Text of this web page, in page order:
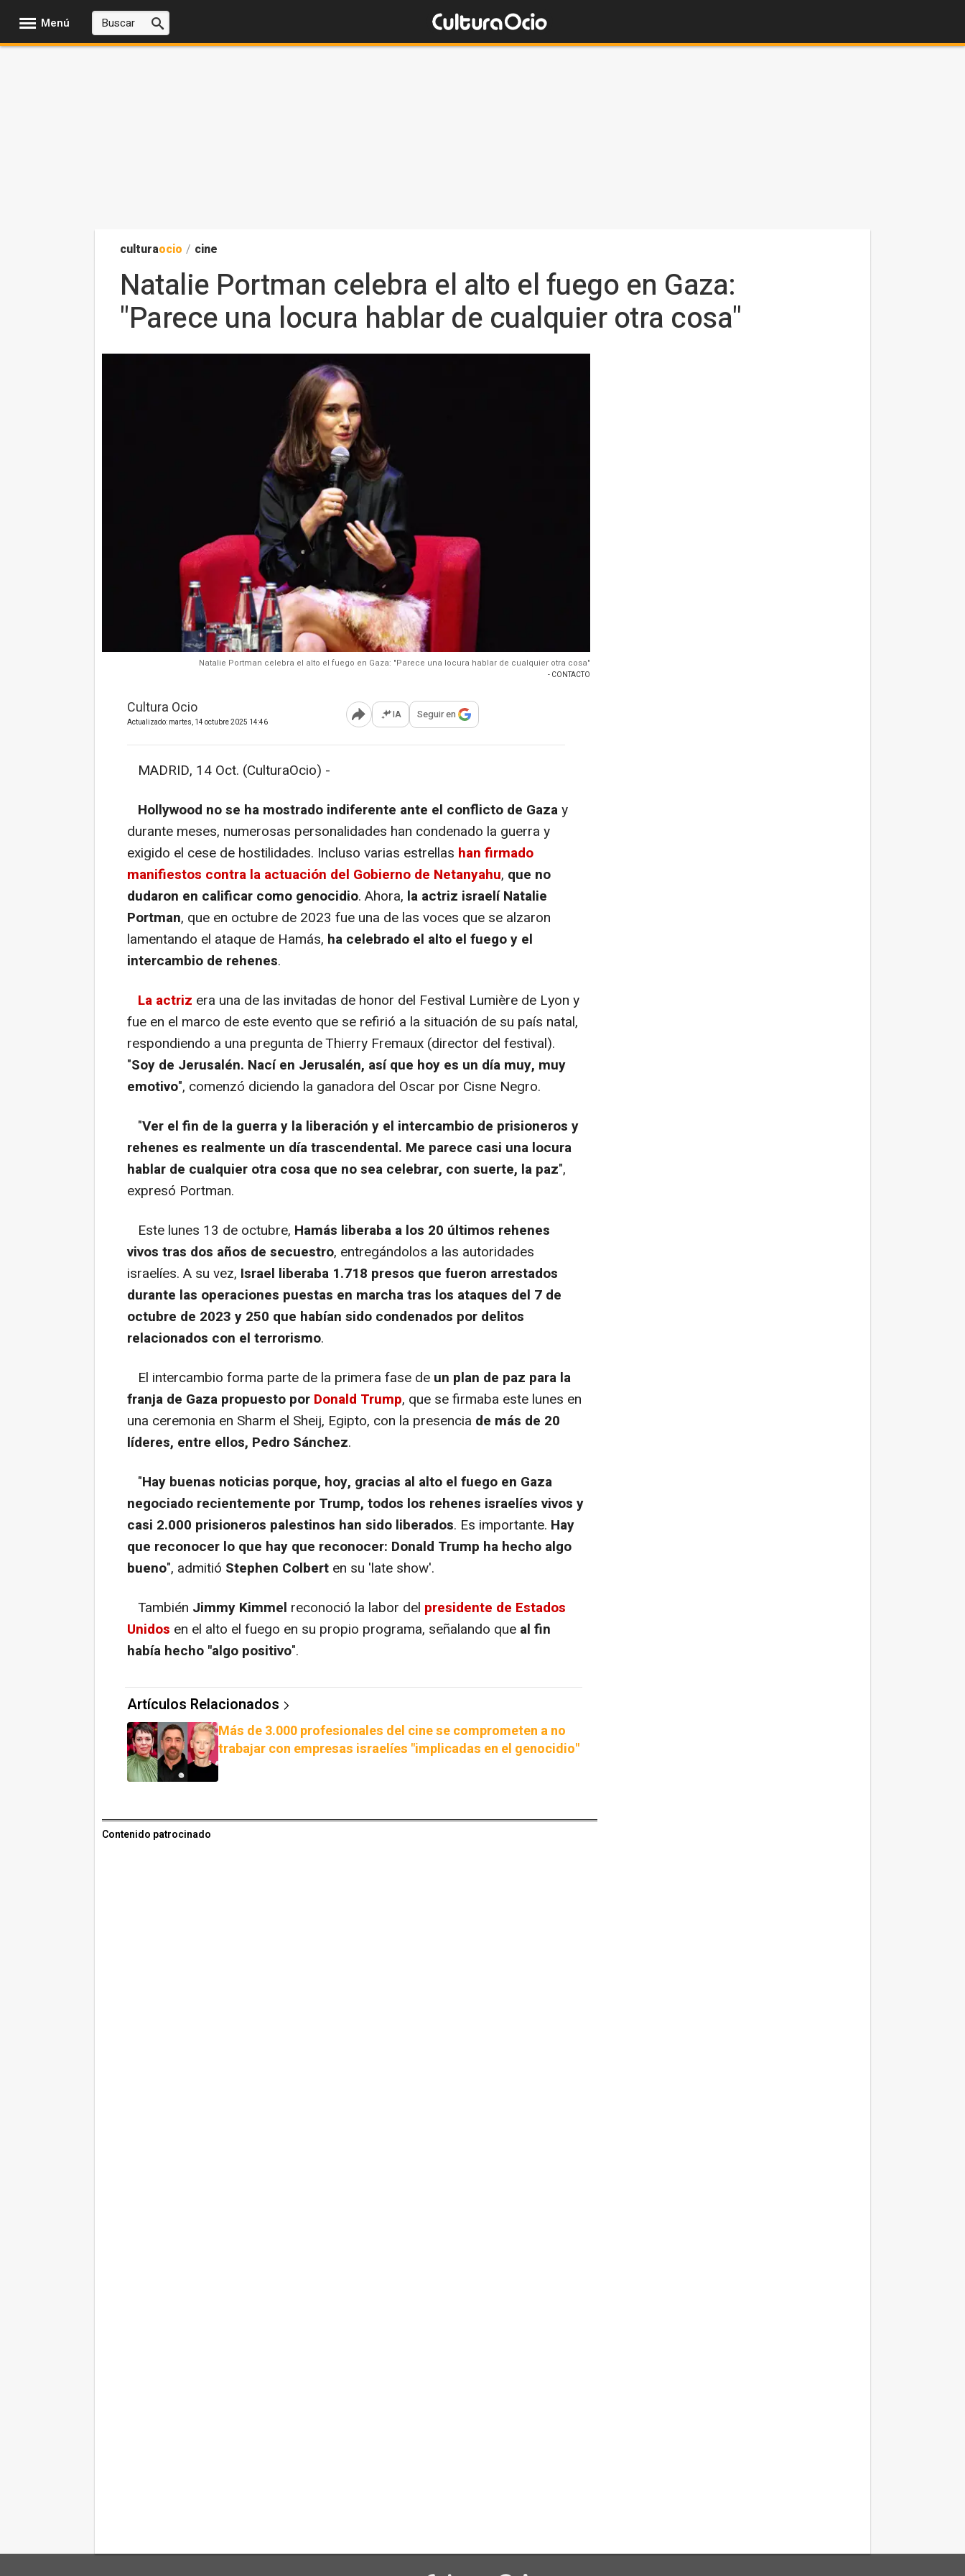
Menú
culturaocio / cine
Natalie Portman celebra el alto el fuego en Gaza:
"Parece una locura hablar de cualquier otra cosa"
Natalie Portman celebra el alto el fuego en Gaza: "Parece una locura hablar de cualquier otra cosa"
- CONTACTO
Cultura Ocio
Actualizado: martes, 14 octubre 2025 14:46 Abrir opciones para compartir
IA Seguir en
MADRID, 14 Oct. (CulturaOcio) -
Hollywood no se ha mostrado indiferente ante el conflicto de Gazay
durante meses, numerosas personalidades han condenado la guerra y
exigido el cese de hostilidades. Incluso varias estrellas han firmado
manifiestos contra la actuación del Gobierno de Netanyahu, que no
dudaron en calificar como genocidio. Ahora, la actriz israelí Natalie
Portman, que en octubre de 2023 fue una de las voces que se alzaron
lamentando el ataque de Hamás, ha celebrado el alto el fuego y el
intercambio de rehenes.
La actriz era una de las invitadas de honor del Festival Lumière de Lyon y
fue en el marco de este evento que se refirió a la situación de su país natal,
respondiendo a una pregunta de Thierry Fremaux (director del festival).
"Soy de Jerusalén. Nací en Jerusalén, así que hoy es un día muy, muy
emotivo", comenzó diciendo la ganadora del Oscar por Cisne Negro.
"Ver el fin de la guerra y la liberación y el intercambio de prisioneros y
rehenes es realmente un día trascendental. Me parece casi una locura
hablar de cualquier otra cosa que no sea celebrar, con suerte, la paz",
expresó Portman.
Este lunes 13 de octubre, Hamás liberaba a los 20 últimos rehenes
vivos tras dos años de secuestro, entregándolos a las autoridades
israelíes. A su vez, Israel liberaba 1.718 presos que fueron arrestados
durante las operaciones puestas en marcha tras los ataques del 7 de
octubre de 2023 y 250 que habían sido condenados por delitos
relacionados con el terrorismo.
El intercambio forma parte de la primera fase de un plan de paz para la
franja de Gaza propuesto por Donald Trump, que se firmaba este lunes en
una ceremonia en Sharm el Sheij, Egipto, con la presencia de más de 20
líderes, entre ellos, Pedro Sánchez.
"Hay buenas noticias porque, hoy, gracias al alto el fuego en Gaza
negociado recientemente por Trump, todos los rehenes israelíes vivos y
casi 2.000 prisioneros palestinos han sido liberados. Es importante. Hay
que reconocer lo que hay que reconocer: Donald Trump ha hecho algo
bueno", admitió Stephen Colbert en su 'late show'.
También Jimmy Kimmel reconoció la labor del presidente de Estados
Unidos en el alto el fuego en su propio programa, señalando que al fin
había hecho "algo positivo".
Artículos Relacionados
Más de 3.000 profesionales del cine se comprometen a no
trabajar con empresas israelíes "implicadas en el genocidio"
Contenido patrocinado